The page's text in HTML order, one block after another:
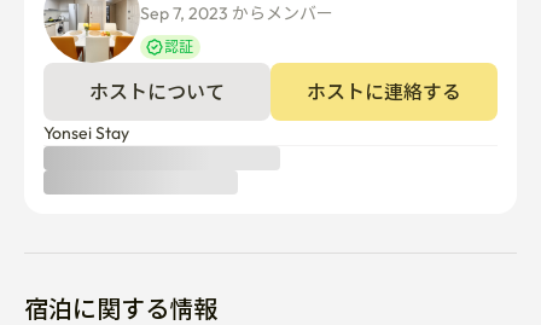
Sep 7, 2023 からメンバー
認証
ホストについて ホストに連絡する
Yonsei Stay
宿泊に関する情報